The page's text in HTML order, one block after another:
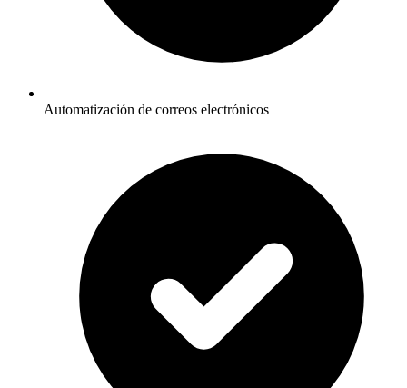
Automatización de correos electrónicos